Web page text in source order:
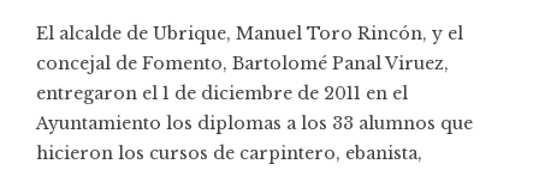
El alcalde de Ubrique, Manuel Toro Rincón, y el
concejal de Fomento, Bartolomé Panal Viruez,
entregaron el 1 de diciembre de 2011 en el
Ayuntamiento los diplomas a los 33 alumnos que
hicieron los cursos de carpintero, ebanista,